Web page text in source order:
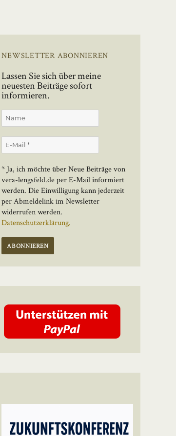
NEWSLETTER ABONNIEREN
Lassen Sie sich über meine
neuesten Beiträge sofort
informieren.
* Ja, ich möchte über Neue Beiträge von
vera-lengsfeld.de per E-Mail informiert
werden. Die Einwilligung kann jederzeit
per Abmeldelink im Newsletter
widerrufen werden.
Datenschutzerklärung.